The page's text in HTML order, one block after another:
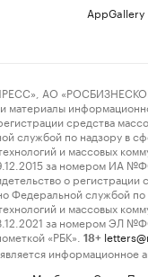
AppGallery
АО
средства
службой по надзору в
и массовых
за номером ИА
о регистрации
Федеральной службой по
и массовых
за номером ЭЛ
«РБК».
18+
информационное